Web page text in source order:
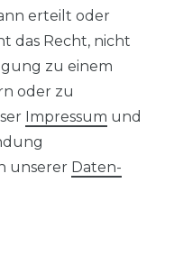
erteilt oder
das Recht, nicht
zu einem
oder zu
Impressum und
unserer Daten­